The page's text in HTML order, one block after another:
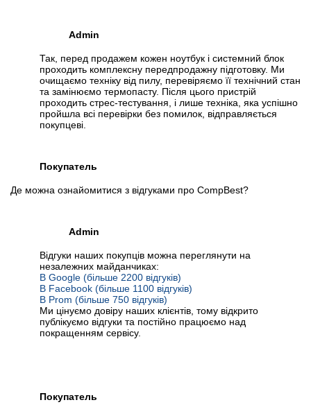
Admin
Так, перед продажем кожен ноутбук і системний блок
проходить комплексну передпродажну підготовку. Ми
очищаємо техніку від пилу, перевіряємо її технічний стан
та замінюємо термопасту. Після цього пристрій
проходить стрес-тестування, і лише техніка, яка успішно
пройшла всі перевірки без помилок, відправляється
покупцеві.
Покупатель
Де можна ознайомитися з відгуками про CompBest?
Admin
Відгуки наших покупців можна переглянути на
незалежних майданчиках:
В Google (більше 2200 відгуків)
В Facebook (більше 1100 відгуків)
В Prom (більше 750 відгуків)
Ми цінуємо довіру наших клієнтів, тому відкрито
публікуємо відгуки та постійно працюємо над
покращенням сервісу.
Покупатель